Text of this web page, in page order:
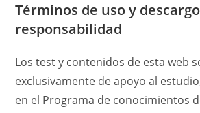
Términos de uso y
responsabilidad
Los test y contenidos de esta web
exclusivamente de apoyo al
en el Programa de conocimientos